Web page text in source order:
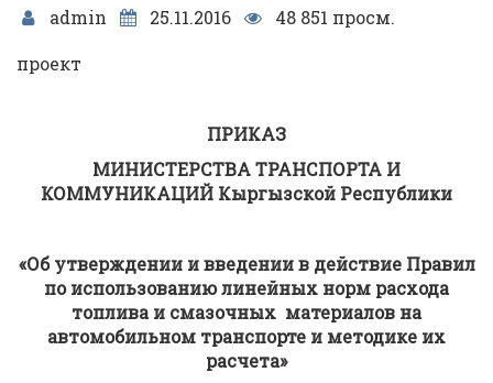
admin 25.11.2016
48 851 просм.
проект
ПРИКАЗ
МИНИСТЕРСТВА ТРАНСПОРТА И
КОММУНИКАЦИЙ Кыргызской Республики
«Об утверждении и введении в действие Правил
по использованию линейных норм расхода
топлива и смазочных материалов на
автомобильном транспорте и методике их
расчета»